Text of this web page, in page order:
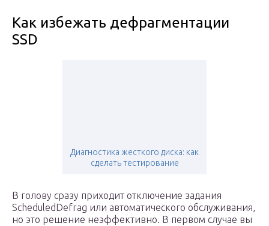
Как избежать дефрагментации
SSD
Диагностика жесткого диска: как
сделать тестирование
В голову сразу приходит отключение задания
ScheduledDefrag или автоматического обслуживания,
но это решение неэффективно. В первом случае вы